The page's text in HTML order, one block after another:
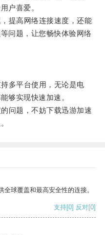
户喜爱。
提高网络连接速度，还能
问题，让您畅快体验网络
多平台使用，无论是电
够实现快速加速。
题，不妨下载迅游加速
球覆盖和最高安全性的连接。
支持[0] 反对[0]